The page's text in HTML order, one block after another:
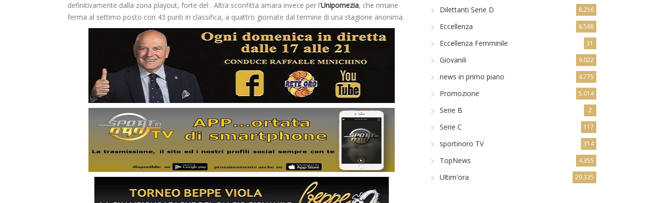
definitivamente dalla zona playout, forte del . Altra sconfitta amara invece per l’Unipomezia, che rimane
ferma al settimo posto con 43 punti in classifica, a quattro giornate dal termine di una stagione anonima.
Dilettanti Serie D 8.256
Eccellenza 8.588
Eccellenza Femminile 31
Giovanili 9.022
news in primo piano 4.775
Promozione 5.014
Serie B 2
Serie C 117
sportinoro TV 314
TopNews 4.355
Ultim'ora 29.335